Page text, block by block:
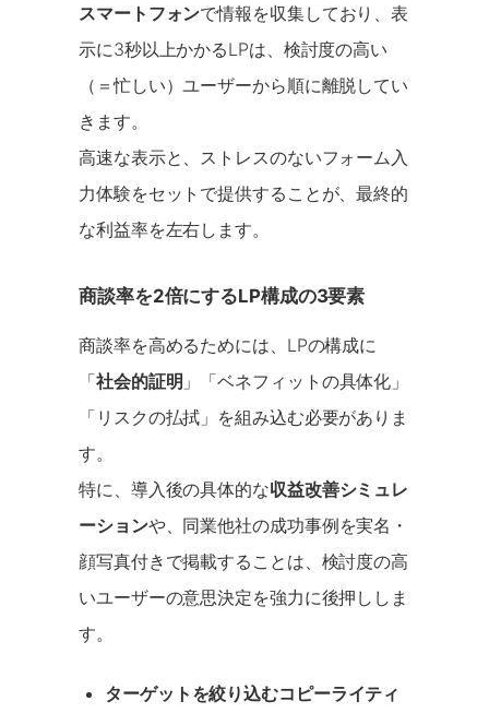
スマートフォンで情報を収集しており、表
示に3秒以上かかるLPは、検討度の高い
（＝忙しい）ユーザーから順に離脱してい
きます。
高速な表示と、ストレスのないフォーム入
力体験をセットで提供することが、最終的
な利益率を左右します。
商談率を2倍にするLP構成の3要素
商談率を高めるためには、LPの構成に
「社会的証明 」「ベネフィットの具体化」
「リスクの払拭」を組み込む必要がありま
す。
特に、導入後の具体的な収益改善シミュレ
ーションや、同業他社の成功事例を実名・
顔写真付きで掲載することは、検討度の高
いユーザーの意思決定を強力に後押ししま
す。
ターゲットを絞り込むコピーライティ